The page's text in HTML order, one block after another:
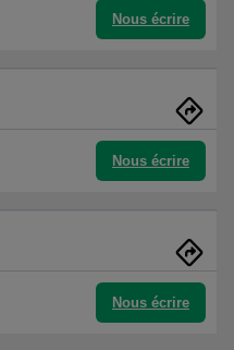
Nous écrire
Nous écrire
Nous écrire